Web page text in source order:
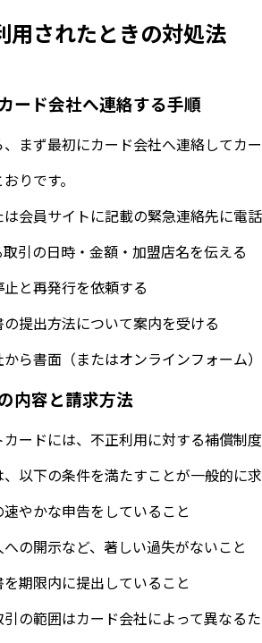
用されたときの対処法
ード会社へ連絡する手順
まず最初にカード会社へ連絡してカ
りです。
会員サイトに記載の緊急連絡先に電
引の日時・金額・加盟店名を伝える
と再発行を依頼する
提出方法について案内を受ける
ら書面（またはオンラインフォーム
内容と請求方法
ードには、不正利用に対する補償制
以下の条件を満たすことが一般的に
やかな申告をしていること
の開示など、著しい過失がないこと
期限内に提出していること
の範囲はカード会社によって異なる